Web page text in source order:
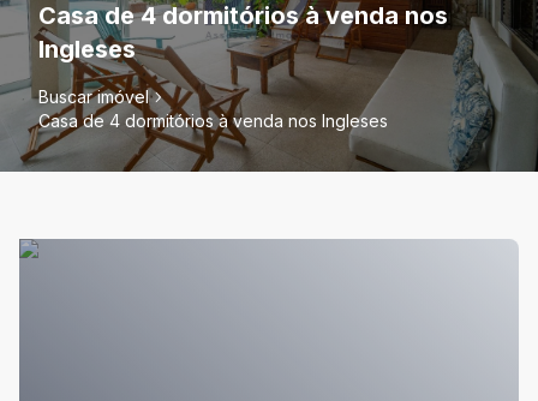
Casa de 4 dormitórios à venda nos
Ingleses
Buscar imóvel
Casa de 4 dormitórios à venda nos Ingleses